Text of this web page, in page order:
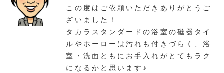
この度はご依頼いただきありがとうご
ざいました！
タカラスタンダードの浴室の磁器タイ
ルやホーローは汚れも付きづらく、浴
室・洗面ともにお手入れがとてもラク
になるかと思います♪